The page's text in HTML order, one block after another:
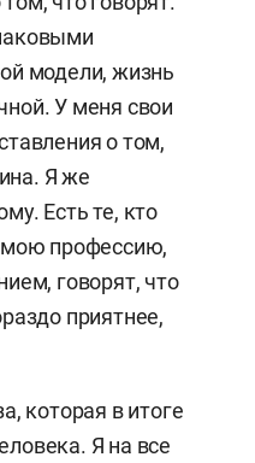
модели, жизнь
У меня свои
о том,
Я же
Есть те, кто
мою профессию,
говорят, что
приятнее,
которая в итоге
Я на все